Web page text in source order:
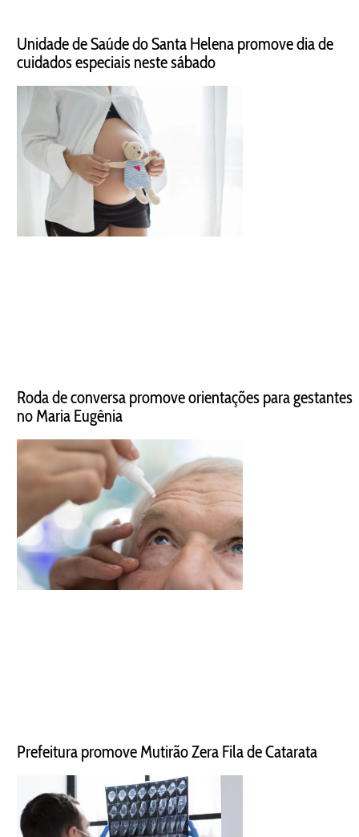
Unidade de Saúde do Santa Helena promove dia de
cuidados especiais neste sábado
Roda de conversa promove orientações para gestantes
no Maria Eugênia
Prefeitura promove Mutirão Zera Fila de Catarata